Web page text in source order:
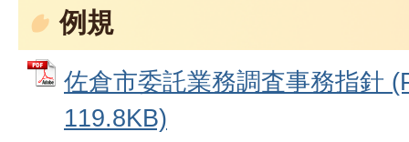
例規
佐倉市委託業務調査事務指針
119.8KB)